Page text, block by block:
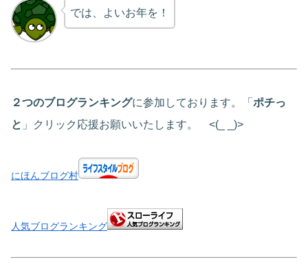
では、よいお年を！
２つのブログランキングに参加しております。「 ポチっ
と 」クリック応援お願いいたします。 <(_ _)>
にほんブログ村
人気ブログランキング